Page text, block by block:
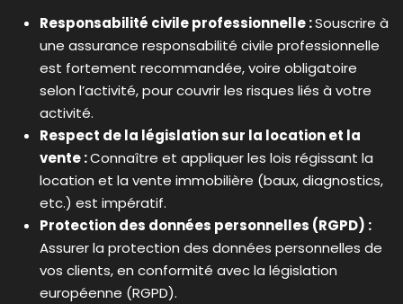
Responsabilité civile professionnelle :Souscrire à
une assurance responsabilité civile professionnelle
est fortement recommandée, voire obligatoire
selon l’activité, pour couvrir les risques liés à votre
activité.
Respect de la législation sur la location et la
vente :Connaître et appliquer les lois régissant la
location et la vente immobilière (baux, diagnostics,
etc.) est impératif.
Protection des données personnelles (RGPD) :
Assurer la protection des données personnelles de
vos clients, en conformité avec la législation
européenne (RGPD).